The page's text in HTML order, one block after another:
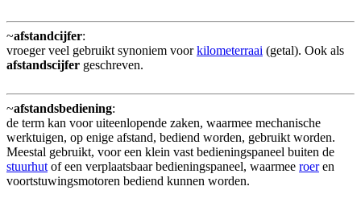
~afstandcijfer:
vroeger veel gebruikt synoniem voorkilometerraai (getal). Ook als
afstandscijfer geschreven.
~afstandsbediening:
de term kan voor uiteenlopende zaken, waarmee mechanische
werktuigen, op enige afstand, bediend worden, gebruikt worden.
Meestal gebruikt, voor een klein vast bedieningspaneel buiten de
stuurhut of een verplaatsbaar bedieningspaneel, waarmee roeren
voortstuwingsmotoren bediend kunnen worden.